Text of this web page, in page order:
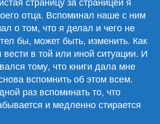
отца. Вспоминал наше с ним
о том, что я делал и чего не
бы, может быть, изменить. Как
в той или иной ситуации. И
тому, что книги дала мне
вспомнить об этом всем.
раз вспоминать то, что
и медленно стирается